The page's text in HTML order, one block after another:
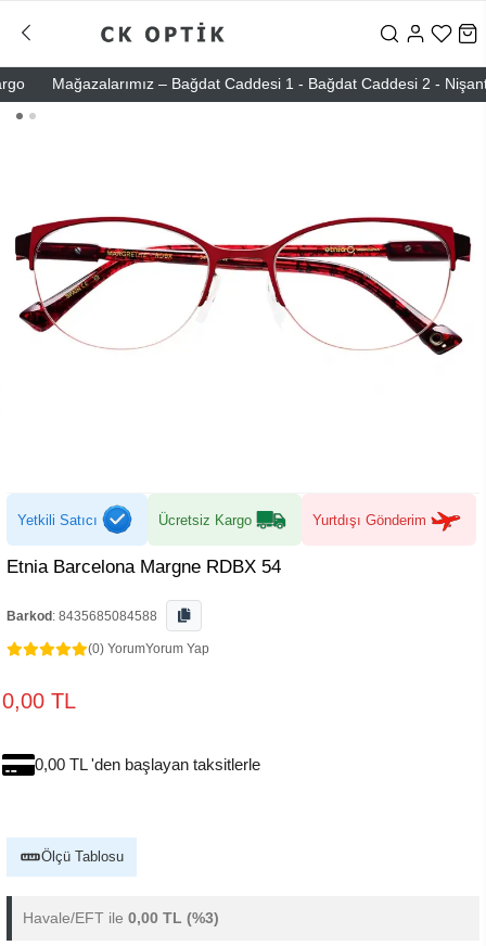
Mağazalarımız – Bağdat Caddesi 1 - Bağdat Caddesi 2 -
Yetkili Satıcı Ücretsiz Kargo Yurtdışı Gönderim
Etnia Barcelona Margne RDBX 54
Barkod : 8435685084588
(0) YorumYorum Yap
0,00 TL
0,00 TL 'den başlayan taksitlerle
Ölçü Tablosu
Havale/EFT ile 0,00 TL (%3)